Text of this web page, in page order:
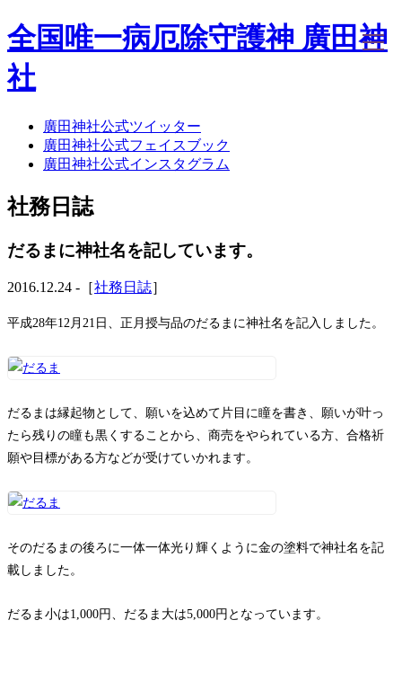
全国唯一病厄除守護神 廣田神
社
ホーム
社務日誌
お知らせ
年間祭事のご案内
お願いごと
神前結婚式
ご相談
八甲田山神社
水子葬
お問い合わせ
廣田神社公式ツイッター
廣田神社公式フェイスブック
廣田神社公式インスタグラム
社務日誌
だるまに神社名を記しています。
2016.12.24 -［社務日誌］
平成28年12月21日、正月授与品のだるまに神社名を記入しました。
だるまは縁起物として、願いを込めて片目に瞳を書き、願いが叶っ
たら残りの瞳も黒くすることから、商売をやられている方、合格祈
願や目標がある方などが受けていかれます。
そのだるまの後ろに一体一体光り輝くように金の塗料で神社名を記
載しました。
だるま小は1,000円、だるま大は5,000円となっています。